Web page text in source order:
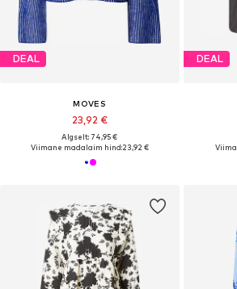
DEAL
MOVES
23,92 €
Algselt: 74,95 €
Viimane madalaim hind:23,92 €
DEAL